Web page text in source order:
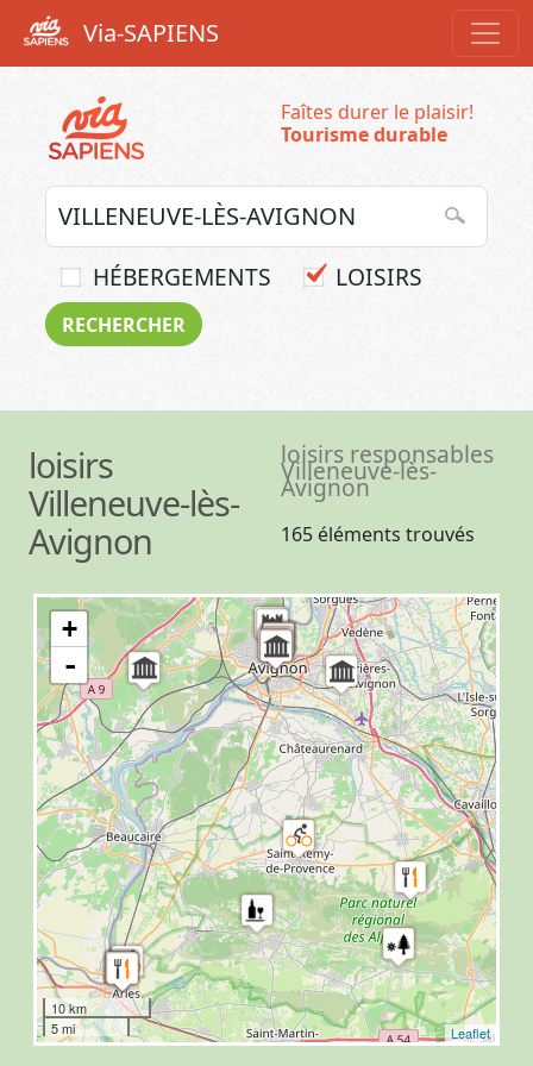
Via-SAPIENS
Faîtes durer le plaisir!
Tourisme durable
HÉBERGEMENTS LOISIRS
loisirs
Villeneuve-lès-
Avignon
loisirs responsables
Villeneuve-lès-
Avignon
165 éléments trouvés
+
-
10 km
5 mi
Leaflet